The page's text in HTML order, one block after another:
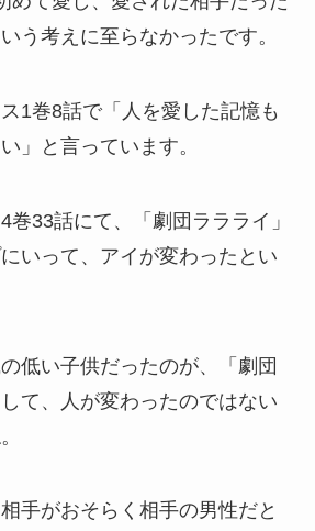
う考えに至らなかったです。
1巻8話で「人を愛した記憶も
」と言っています。
巻33話にて、「劇団ララライ」
いって、アイが変わったとい
低い子供だったのが、「劇団
て、人が変わったのではない
手がおそらく相手の男性だと